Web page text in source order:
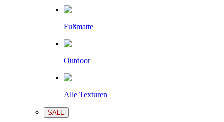
Fußmatte
Outdoor
Alle Texturen
SALE